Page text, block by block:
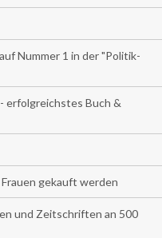
Nummer 1 in der "Politik-
erfolgreichstes Buch &
gekauft werden
und Zeitschriften an 500